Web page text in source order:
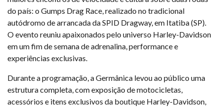
do país: o Gumps Drag Race, realizado no tradicional
autódromo de arrancada da SPID Dragway, em Itatiba (SP).
O evento reuniu apaixonados pelo universo Harley-Davidson
em um fim de semana de adrenalina, performance e
experiências exclusivas.
Durante a programação, a Germânica levou ao público uma
estrutura completa, com exposição de motocicletas,
acessórios e itens exclusivos da boutique Harley-Davidson,